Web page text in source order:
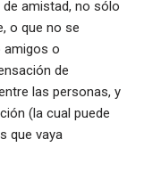
amistad, no sólo
o que no se
amigos o
de
las personas, y
(la cual puede
que vaya